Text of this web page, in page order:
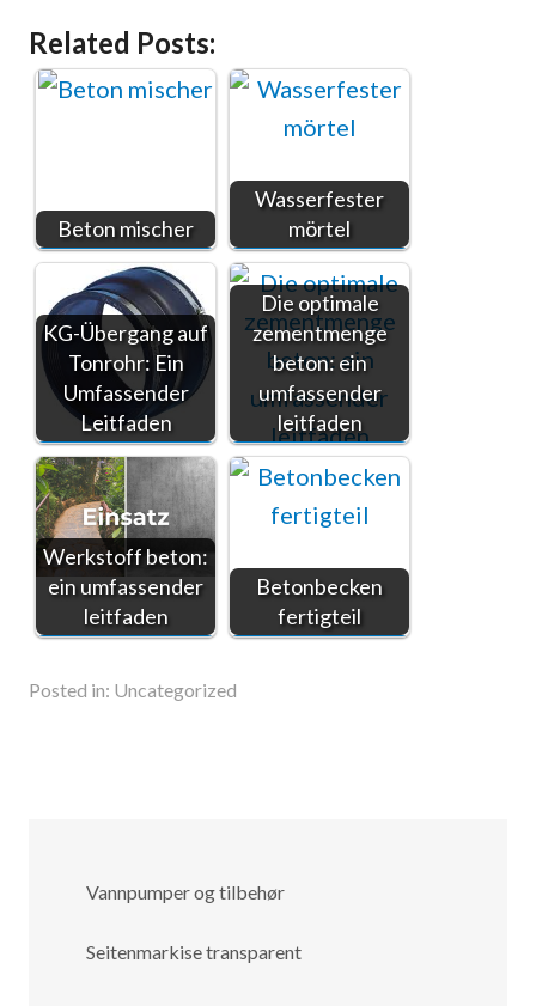
Related Posts:
Beton mischer
Wasserfester
mörtel
KG-Übergang auf
Tonrohr: Ein
Umfassender
Leitfaden
Die optimale
zementmenge
beton: ein
umfassender
leitfaden
Werkstoff beton:
ein umfassender
leitfaden
Betonbecken
fertigteil
Posted in: Uncategorized
Vannpumper og tilbehør
Seitenmarkise transparent